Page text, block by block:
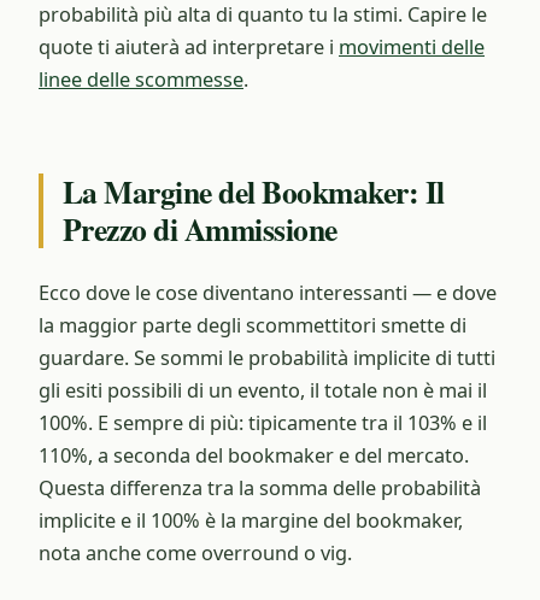
probabilità più alta di quanto tu la stimi. Capire le
quote ti aiuterà ad interpretare i movimenti delle
linee delle scommesse.
La Margine del Bookmaker: Il
Prezzo di Ammissione
Ecco dove le cose diventano interessanti — e dove
la maggior parte degli scommettitori smette di
guardare. Se sommi le probabilità implicite di tutti
gli esiti possibili di un evento, il totale non è mai il
100%. E sempre di più: tipicamente tra il 103% e il
110%, a seconda del bookmaker e del mercato.
Questa differenza tra la somma delle probabilità
implicite e il 100% è la margine del bookmaker,
nota anche come overround o vig.